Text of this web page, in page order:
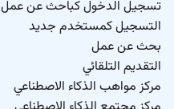
تسجيل الدخول كباحث عن عمل
التسجيل كمستخدم جديد
بحث عن عمل
التقديم التلقائي
مركز مواهب الذكاء الاصطناعي